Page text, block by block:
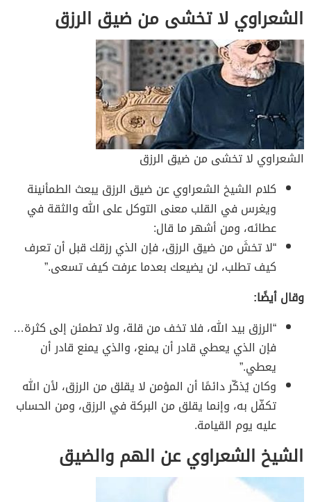
الشعراوي لا تخشى من ضيق الرزق
الشعراوي لا تخشى من ضيق الرزق
كلام الشيخ الشعراوي عن ضيق الرزق يبعث الطمأنينة
ويغرس في القلب معنى التوكل على الله والثقة في
عطائه، ومن أشهر ما قال:
“لا تخشَ من ضيق الرزق، فإن الذي رزقك قبل أن تعرف
كيف تطلب، لن يضيعك بعدما عرفت كيف تسعى.”
وقال أيضًا:
“الرزق بيد الله، فلا تخف من قلة، ولا تطمئن إلى كثرة…
فإن الذي يعطي قادر أن يمنع، والذي يمنع قادر أن
يعطي.”
وكان يُذكّر دائمًا أن المؤمن لا يقلق من الرزق، لأن الله
تكفّل به، وإنما يقلق من البركة في الرزق، ومن الحساب
عليه يوم القيامة.
الشيخ الشعراوي عن الهم والضيق